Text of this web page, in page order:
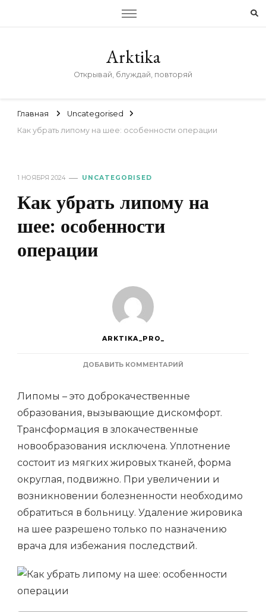
Arktika
Открывай, блуждай, повторяй
Главная
Uncategorised
Как убрать липому на шее: особенности операции
1 НОЯБРЯ 2024 UNCATEGORISED
Как убрать липому на
шее: особенности
операции
ARKTIKA_PRO_
ДОБАВИТЬ КОММЕНТАРИЙ
УБРАТЬ
ЛИПОМУ
НА
ШЕЕ:
ОПЕРАЦИИ
Липомы – это доброкачественные
образования, вызывающие дискомфорт.
Трансформация в злокачественные
новообразования исключена. Уплотнение
состоит из мягких жировых тканей, форма
округлая, подвижно. При увеличении и
возникновении болезненности необходимо
обратиться в больницу. Удаление жировика
на шее разрешено только по назначению
врача для избежания последствий.